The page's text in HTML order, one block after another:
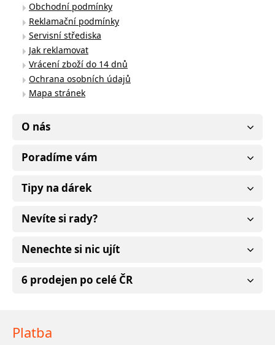
Obchodní podmínky
Reklamační podmínky
Servisní střediska
Jak reklamovat
Vrácení zboží do 14 dnů
Ochrana osobních údajů
Mapa stránek
O nás
Poradíme vám
Tipy na dárek
Nevíte si rady?
Nenechte si nic ujít
6 prodejen po celé ČR
Platba